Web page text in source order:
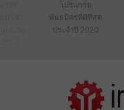
โปรแกรม
พันธมิตรที่ดีที่สุด
ประจำปี 2020